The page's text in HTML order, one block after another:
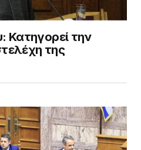
την
της